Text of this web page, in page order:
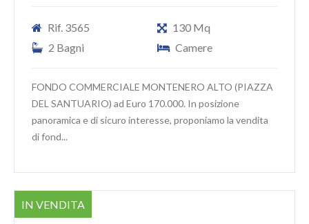
Rif. 3565
130 Mq
2 Bagni
Camere
FONDO COMMERCIALE MONTENERO ALTO (PIAZZA
DEL SANTUARIO) ad Euro 170.000. In posizione
panoramica e di sicuro interesse, proponiamo la vendita
di fond...
IN VENDITA